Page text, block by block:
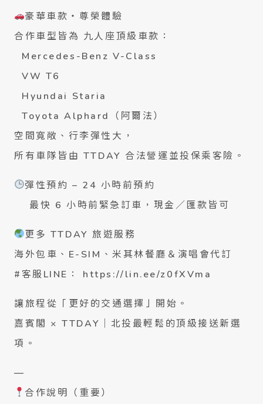
豪華車款・尊榮體驗
合作車型皆為 九人座頂級車款：
Mercedes-Benz V-Class
VW T6
Hyundai Staria
Toyota Alphard（阿爾法）
空間寬敞、行李彈性大，
所有車隊皆由 TTDAY 合法營運並投保乘客險。
彈性預約 – 24 小時前預約
最快 6 小時前緊急訂車，現金／匯款皆可
更多 TTDAY 旅遊服務
海外包車、E-SIM、米其林餐廳＆演唱會代訂
#客服LINE： https://lin.ee/z0fXVma
讓旅程從「更好的交通選擇」開始。
嘉賓閣 × TTDAY｜北投最輕鬆的頂級接送新選
項。
—
合作說明（重要）